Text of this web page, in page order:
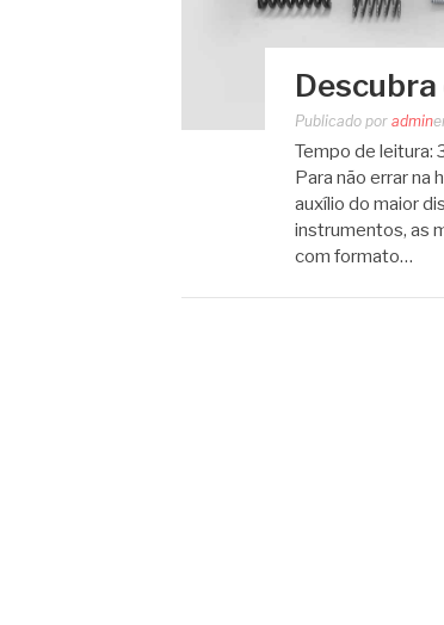
Publicado por admin
Tempo de leitura:
Para não errar na
auxílio do maior
instrumentos, as
com formato…